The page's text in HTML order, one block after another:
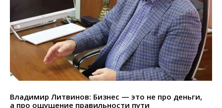
Владимир Литвинов: Бизнес — это не про деньги,
а про ощущение правильности пути